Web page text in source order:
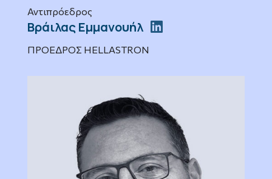
Αντιπρόεδρος
Βράιλας Εμμανουήλ
ΠΡΟΕΔΡΟΣ HELLASTRON